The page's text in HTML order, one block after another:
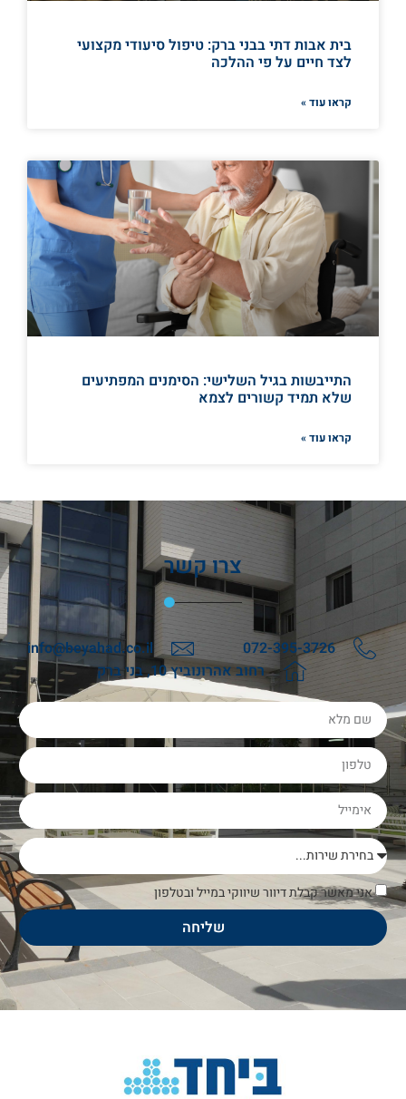
בית אבות דתי בבני ברק: טיפול סיעודי מקצועי
לצד חיים על פי ההלכה
קראו עוד »
התייבשות בגיל השלישי: הסימנים המפתיעים
שלא תמיד קשורים לצמא
קראו עוד »
צרו קשר
072-395-3726
info@beyahad.co.il
רחוב אהרונוביץ 10, בני ברק
אני מאשר קבלת דיוור שיווקי במייל ובטלפון
שליחה